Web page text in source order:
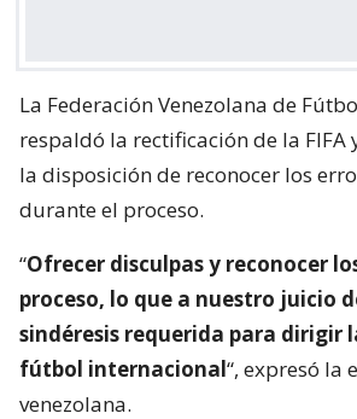
La Federación Venezolana de
respaldó la rectificación de la FIFA
la disposición de reconocer los
durante el proceso.
“Ofrecer disculpas y reconocer
proceso, lo que a nuestro juicio
sindéresis requerida para dirigir
fútbol internacional“, expresó la
venezolana.